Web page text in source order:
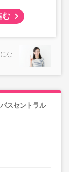
む
な
スセントラル